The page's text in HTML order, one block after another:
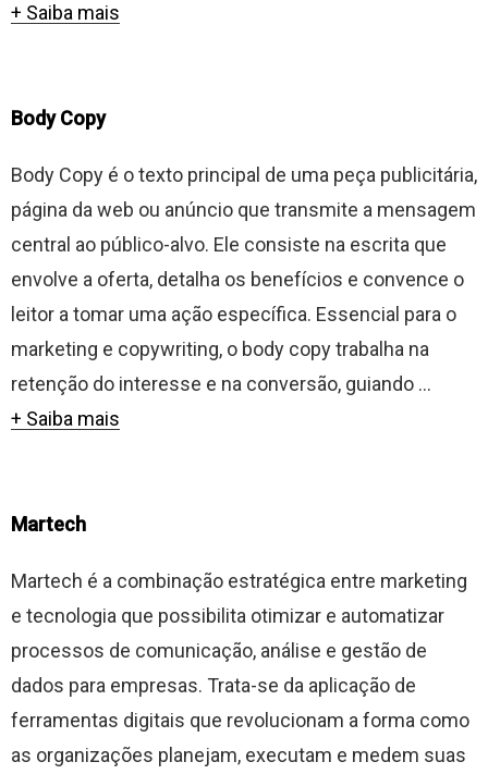
+ Saiba mais
Body Copy
Body Copy é o texto principal de uma peça publicitária,
página da web ou anúncio que transmite a mensagem
central ao público-alvo. Ele consiste na escrita que
envolve a oferta, detalha os benefícios e convence o
leitor a tomar uma ação específica. Essencial para o
marketing e copywriting, o body copy trabalha na
retenção do interesse e na conversão, guiando ...
+ Saiba mais
Martech
Martech é a combinação estratégica entre marketing
e tecnologia que possibilita otimizar e automatizar
processos de comunicação, análise e gestão de
dados para empresas. Trata-se da aplicação de
ferramentas digitais que revolucionam a forma como
as organizações planejam, executam e medem suas